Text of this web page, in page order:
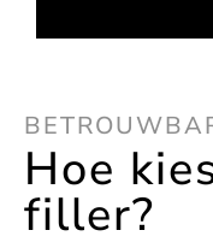
Hoe
filler?